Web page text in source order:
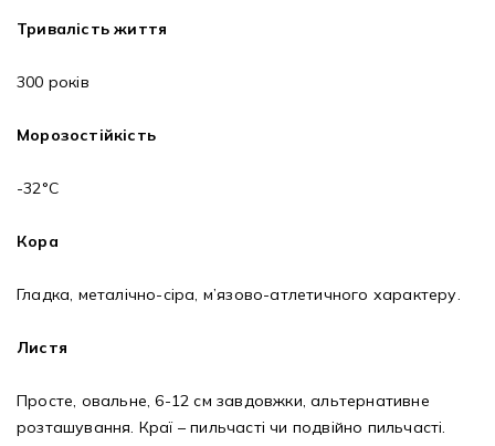
Тривалість життя
300 років
Морозостійкість
-32°C
Кора
Гладка, металічно-сіра, м’язово-атлетичного характеру.
Листя
Просте, овальне, 6-12 см завдовжки, альтернативне
розташування. Краї – пильчасті чи подвійно пильчасті.